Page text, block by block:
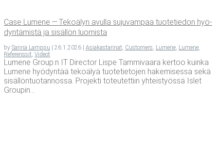
Case Lume­ne — Teko­ä­lyn avul­la suju­vam­paa tuo­te­tie­don hyö­
dyn­tä­mis­tä ja sisäl­lön luomista
by Sanna Lamppu | 26.1.2026 | Asiakastarinat, Customers, Lumene, Lumene,
Referenssit, Videot
Lumene Group:n IT Director Lispe Tammivaara kertoo kuinka
Lumene hyödyntää tekoälyä tuotetietojen hakemisessa sekä
sisällöntuotannossa. Projekti toteutettiin yhteistyössä Islet
Groupin...